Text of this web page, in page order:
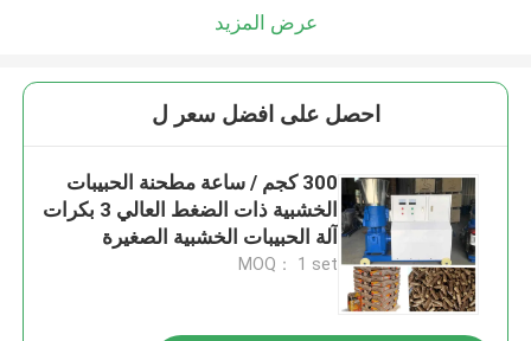
عرض المزيد
احصل على افضل سعر ل
300 كجم / ساعة مطحنة الحبيبات
الخشبية ذات الضغط العالي 3 بكرات
آلة الحبيبات الخشبية الصغيرة
MOQ： 1 set